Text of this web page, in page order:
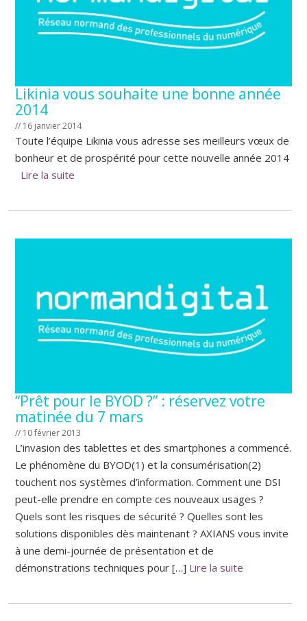
Likinia vous souhaite une bonne année
2014
// 16 janvier 2014
Toute l’équipe Likinia vous adresse ses meilleurs vœux de
bonheur et de prospérité pour cette nouvelle année 2014
Lire la suite
“Prêt pour le BYOD ?” : réservez votre
matinée du 7 mars
// 10 février 2013
L’invasion des tablettes et des smartphones a commencé.
Le phénomène du BYOD(1) et la consumérisation(2)
touchent nos systèmes d’information. Comment une DSI
peut-elle prendre en compte ces nouveaux usages ?
Quels sont les risques de sécurité ? Quelles sont les
solutions disponibles dès maintenant ? AXIANS vous invite
à une demi-journée de présentation et de
démonstrations techniques pour […] Lire la suite